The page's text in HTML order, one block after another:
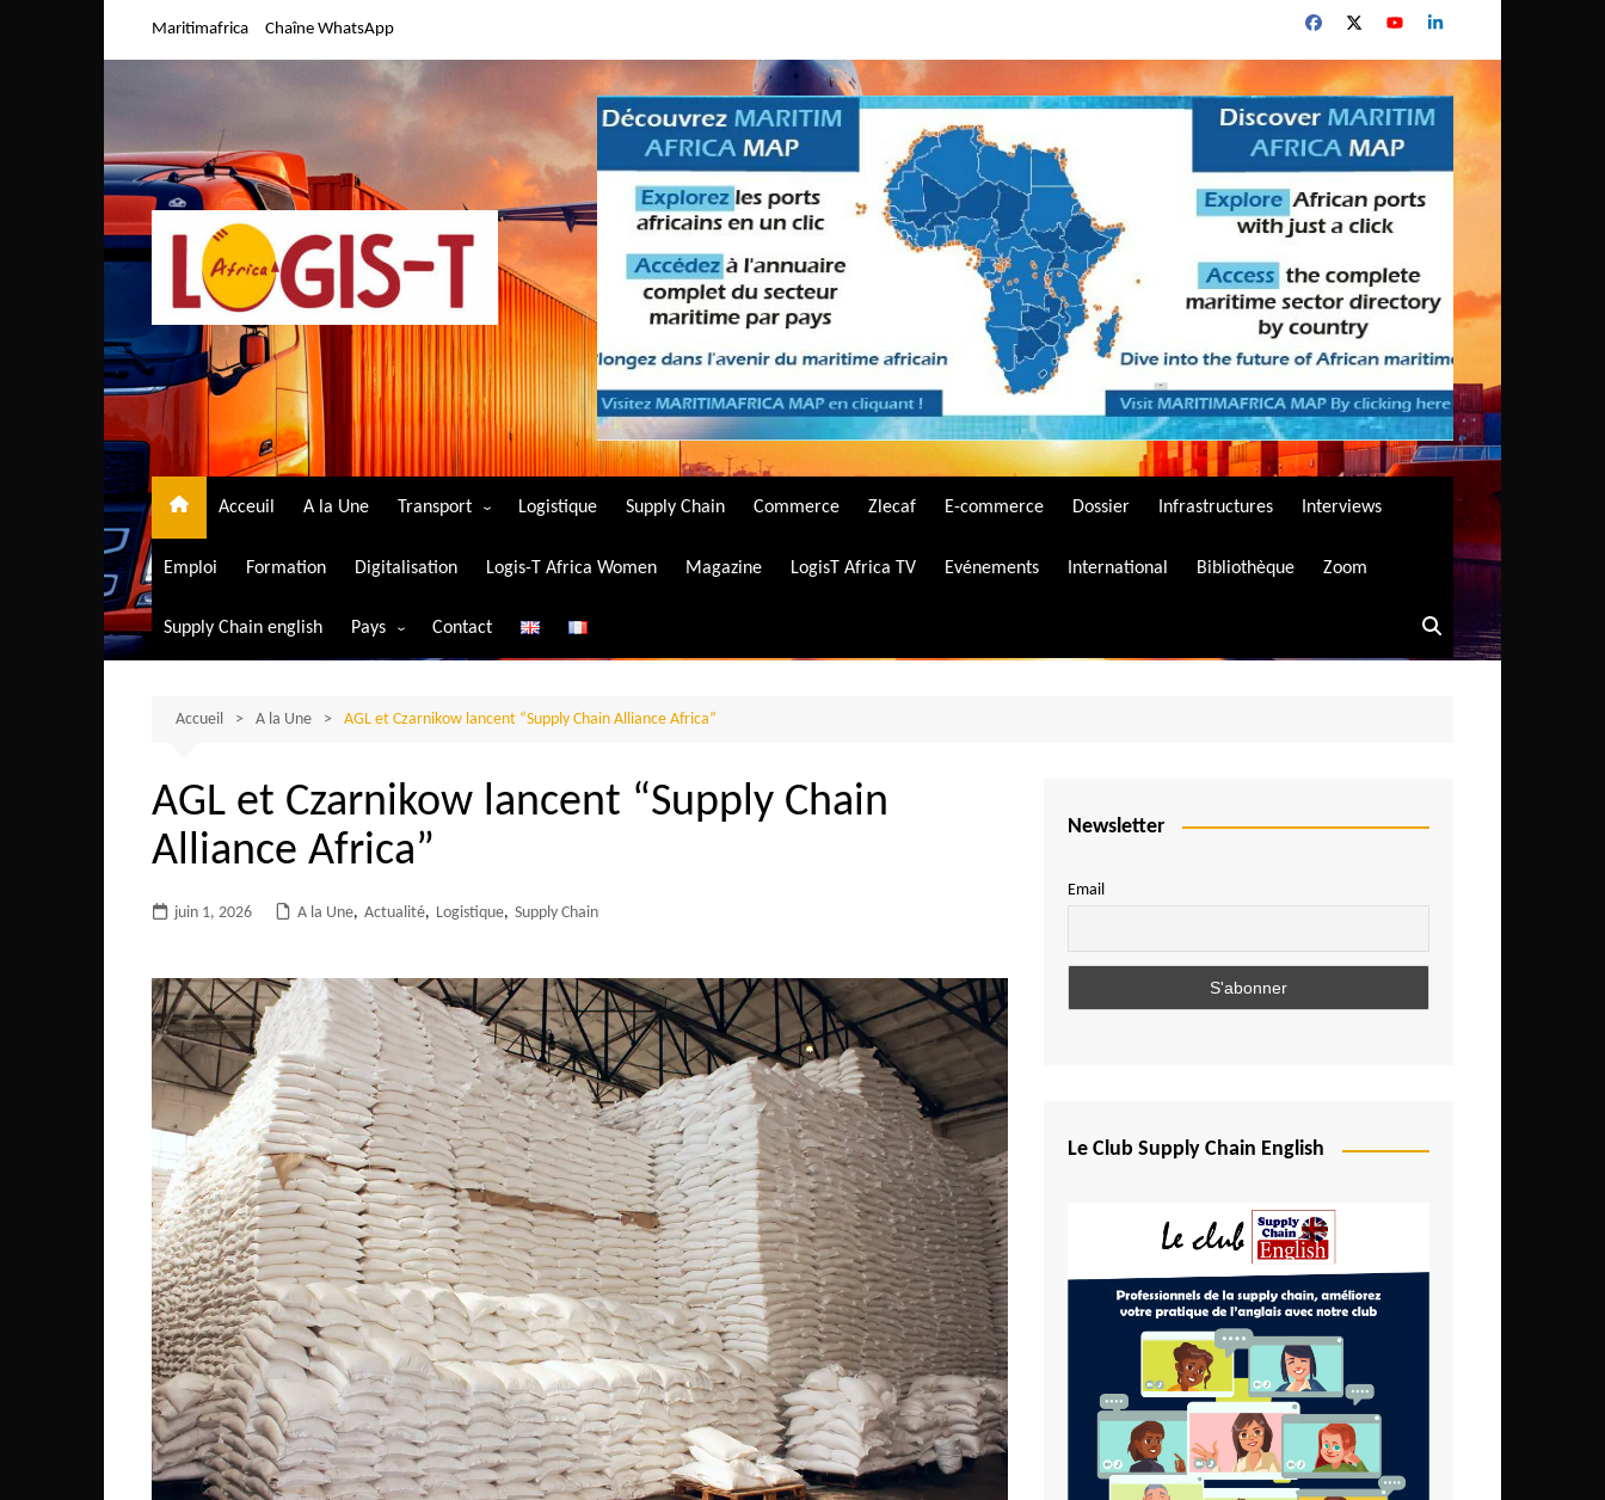
Maritimafrica Chaîne WhatsApp
Acceuil A la Une Transport
Transport aérien
Transport ferroviaire
Transport routier
Logistique Supply Chain Commerce Zlecaf E-commerce Dossier Infrastructures Interviews
Emploi Formation Digitalisation Logis-T Africa Women Magazine LogisT Africa TV Evénements International Bibliothèque Zoom
Supply Chain english Pays
Algérie
Bénin
Burkina-Faso
Bostwana
Centrafrique
Comores
Côte d’Ivoire
Djibouti
Egypte
Ethiopie
Gabon
Gambie
Ghana
Guinée
Guinée Bissau
Ile Maurice
Kenya
Contact
Accueil A la Une AGL et Czarnikow lancent “Supply Chain Alliance Africa”
AGL et Czarnikow lancent “Supply Chain
Alliance Africa”
juin 1, 2026 A la Une, Actualité, Logistique, Supply Chain
Newsletter
Email
Le Club Supply Chain English